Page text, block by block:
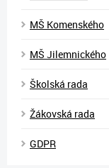
MŠ Komenského
MŠ Jilemnického
Školská rada
Žákovská rada
GDPR